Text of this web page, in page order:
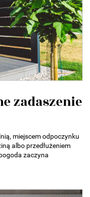
zadaszenie
miejscem odpoczynku
albo przedłużeniem
zaczyna